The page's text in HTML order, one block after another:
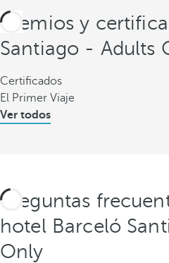
Premios y
Santiago - Adults
Certificados
El Primer Viaje
Ver todos
Preguntas
hotel Barceló
Only